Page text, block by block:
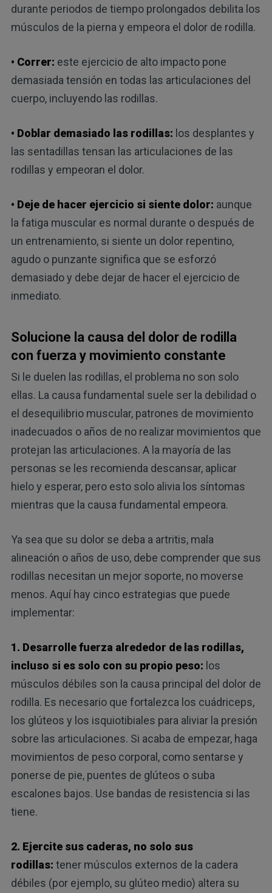
durante periodos de tiempo prolongados debilita los
músculos de la pierna y empeora el dolor de rodilla.
• Correr: este ejercicio de alto impacto pone
demasiada tensión en todas las articulaciones del
cuerpo, incluyendo las rodillas.
• Doblar demasiado las rodillas: los desplantes y
las sentadillas tensan las articulaciones de las
rodillas y empeoran el dolor.
• Deje de hacer ejercicio si siente dolor: aunque
la fatiga muscular es normal durante o después de
un entrenamiento, si siente un dolor repentino,
agudo o punzante significa que se esforzó
demasiado y debe dejar de hacer el ejercicio de
inmediato.
Solucione la causa del dolor de rodilla
con fuerza y movimiento constante
Si le duelen las rodillas, el problema no son solo
ellas. La causa fundamental suele ser la debilidad o
el desequilibrio muscular, patrones de movimiento
inadecuados o años de no realizar movimientos que
protejan las articulaciones. A la mayoría de las
personas se les recomienda descansar, aplicar
hielo y esperar, pero esto solo alivia los síntomas
mientras que la causa fundamental empeora.
Ya sea que su dolor se deba a artritis, mala
alineación o años de uso, debe comprender que sus
rodillas necesitan un mejor soporte, no moverse
menos. Aquí hay cinco estrategias que puede
implementar:
1. Desarrolle fuerza alrededor de las rodillas,
incluso si es solo con su propio peso: los
músculos débiles son la causa principal del dolor de
rodilla. Es necesario que fortalezca los cuádriceps,
los glúteos y los isquiotibiales para aliviar la presión
sobre las articulaciones. Si acaba de empezar, haga
movimientos de peso corporal, como sentarse y
ponerse de pie, puentes de glúteos o suba
escalones bajos. Use bandas de resistencia si las
tiene.
2. Ejercite sus caderas, no solo sus
rodillas: tener músculos externos de la cadera
débiles (por ejemplo, su glúteo medio) altera su